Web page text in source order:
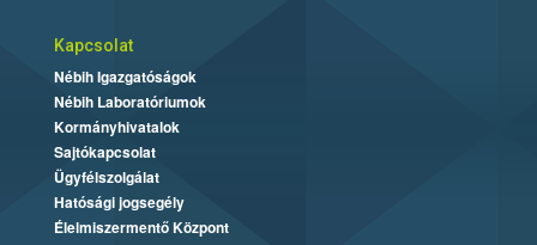
Kapcsolat
Nébih Igazgatóságok
Nébih Laboratóriumok
Kormányhivatalok
Sajtókapcsolat
Ügyfélszolgálat
Hatósági jogsegély
Élelmiszermentő Központ